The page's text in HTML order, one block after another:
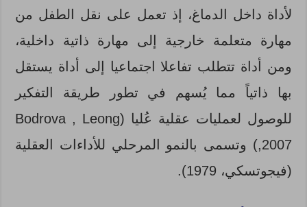
لأداة داخل الدماغ، إذ تعمل على نقل الطفل من
مهارة متعلمة خارجية إلى مهارة ذاتية داخلية،
ومن أداة تتطلب تفاعلا اجتماعيا إلى أداة يستقل
بها ذاتياً مما يُسهم في تطور طريقة التفكير
للوصول لعمليات عقلية عُليا (Bodrova , Leong
,2007) وتسمى بالنمو المرحلي للأداءات العقلية
(فيجوتسكي، 1979).